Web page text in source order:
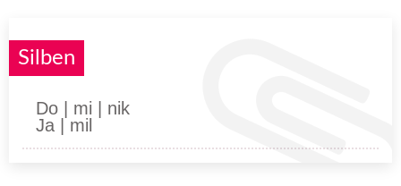
Silben
Do | mi | nik
Ja | mil